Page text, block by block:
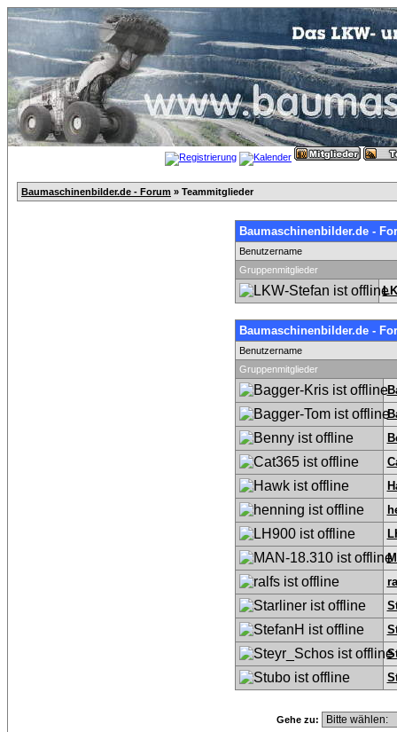
Baumaschinenbilder.de - Forum » Teammitglieder
Baumaschinenbilder.de -
Benutzername
Gruppenmitglieder
Baumaschinenbilder.de -
Benutzername
Gruppenmitglieder
Gehe zu: